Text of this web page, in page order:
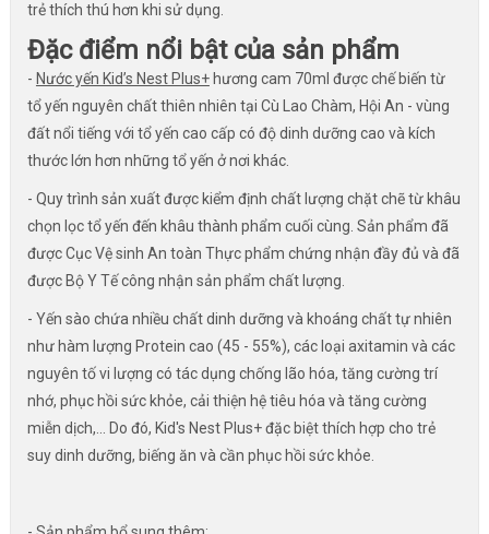
trẻ thích thú hơn khi sử dụng.
Đặc điểm nổi bật của sản phẩm
- Nước yến Kid’s Nest Plus+hương cam 70ml được chế biến từ
tổ yến nguyên chất thiên nhiên tại Cù Lao Chàm, Hội An - vùng
đất nổi tiếng với tổ yến cao cấp có độ dinh dưỡng cao và kích
thước lớn hơn những tổ yến ở nơi khác.
- Quy trình sản xuất được kiểm định chất lượng chặt chẽ từ khâu
chọn lọc tổ yến đến khâu thành phẩm cuối cùng. Sản phẩm đã
được Cục Vệ sinh An toàn Thực phẩm chứng nhận đầy đủ và đã
được Bộ Y Tế công nhận sản phẩm chất lượng.
- Yến sào chứa nhiều chất dinh dưỡng và khoáng chất tự nhiên
như hàm lượng Protein cao (45 - 55%), các loại axitamin và các
nguyên tố vi lượng có tác dụng chống lão hóa, tăng cường trí
nhớ, phục hồi sức khỏe, cải thiện hệ tiêu hóa và tăng cường
miễn dịch,... Do đó, Kid's Nest Plus+ đặc biệt thích hợp cho trẻ
suy dinh dưỡng, biếng ăn và cần phục hồi sức khỏe.